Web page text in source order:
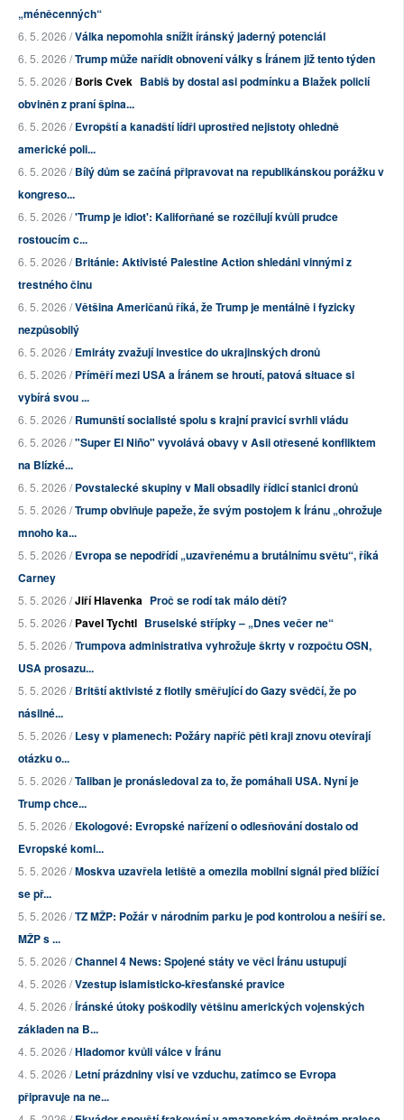
„méněcenných“
6. 5. 2026 /Válka nepomohla snížit íránský jaderný potenciál
6. 5. 2026 /Trump může nařídit obnovení války s Íránem již tento týden
5. 5. 2026 /Boris Cvek Babiš by dostal asi podmínku a Blažek policií
obviněn z praní špina...
6. 5. 2026 /Evropští a kanadští lídři uprostřed nejistoty ohledně
americké poli...
6. 5. 2026 /Bílý dům se začíná připravovat na republikánskou porážku v
kongreso...
6. 5. 2026 /'Trump je idiot': Kaliforňané se rozčilují kvůli prudce
rostoucím c...
6. 5. 2026 /Británie: Aktivisté Palestine Action shledáni vinnými z
trestného činu
6. 5. 2026 /Většina Američanů říká, že Trump je mentálně i fyzicky
nezpůsobilý
6. 5. 2026 /Emiráty zvažují investice do ukrajinských dronů
6. 5. 2026 /Příměří mezi USA a Íránem se hroutí, patová situace si
vybírá svou ...
6. 5. 2026 /Rumunští socialisté spolu s krajní pravicí svrhli vládu
6. 5. 2026 /"Super El Niño" vyvolává obavy v Asii otřesené konfliktem
na Blízké...
6. 5. 2026 /Povstalecké skupiny v Mali obsadily řídicí stanici dronů
5. 5. 2026 /Trump obviňuje papeže, že svým postojem k Íránu „ohrožuje
mnoho ka...
5. 5. 2026 /Evropa se nepodřídí „uzavřenému a brutálnímu světu“, říká
Carney
5. 5. 2026 /Jiří Hlavenka Proč se rodí tak málo dětí?
5. 5. 2026 /Pavel Tychtl Bruselské střípky – „Dnes večer ne“
5. 5. 2026 /Trumpova administrativa vyhrožuje škrty v rozpočtu OSN,
USA prosazu...
5. 5. 2026 /Britští aktivisté z flotily směřující do Gazy svědčí, že po
násilné...
5. 5. 2026 /Lesy v plamenech: Požáry napříč pěti kraji znovu otevírají
otázku o...
5. 5. 2026 /Taliban je pronásledoval za to, že pomáhali USA. Nyní je
Trump chce...
5. 5. 2026 /Ekologové: Evropské nařízení o odlesňování dostalo od
Evropské komi...
5. 5. 2026 /Moskva uzavřela letiště a omezila mobilní signál před blížící
se př...
5. 5. 2026 /TZ MŽP: Požár v národním parku je pod kontrolou a nešíří se.
MŽP s ...
5. 5. 2026 /Channel 4 News: Spojené státy ve věci Íránu ustupují
4. 5. 2026 /Vzestup islamisticko-křesťanské pravice
4. 5. 2026 /Íránské útoky poškodily většinu amerických vojenských
základen na B...
4. 5. 2026 /Hladomor kvůli válce v Íránu
4. 5. 2026 /Letní prázdniny visí ve vzduchu, zatímco se Evropa
připravuje na ne...